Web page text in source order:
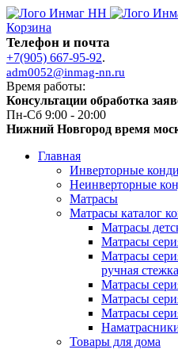
Корзина
Телефон и почта
+7(905) 667-95-92.
adm0052@inmag-nn.ru
Время работы:
Консультации обработка
Пн-Сб 9:00 - 20:00
Нижний Новгород время
Главная
Инверторные
Неинверторные
Матрасы
Матрасы каталог
Матрасы
Матрасы
Матрасы
ручная стежка
Матрасы
Матрасы
Матрасы
Товары для дома